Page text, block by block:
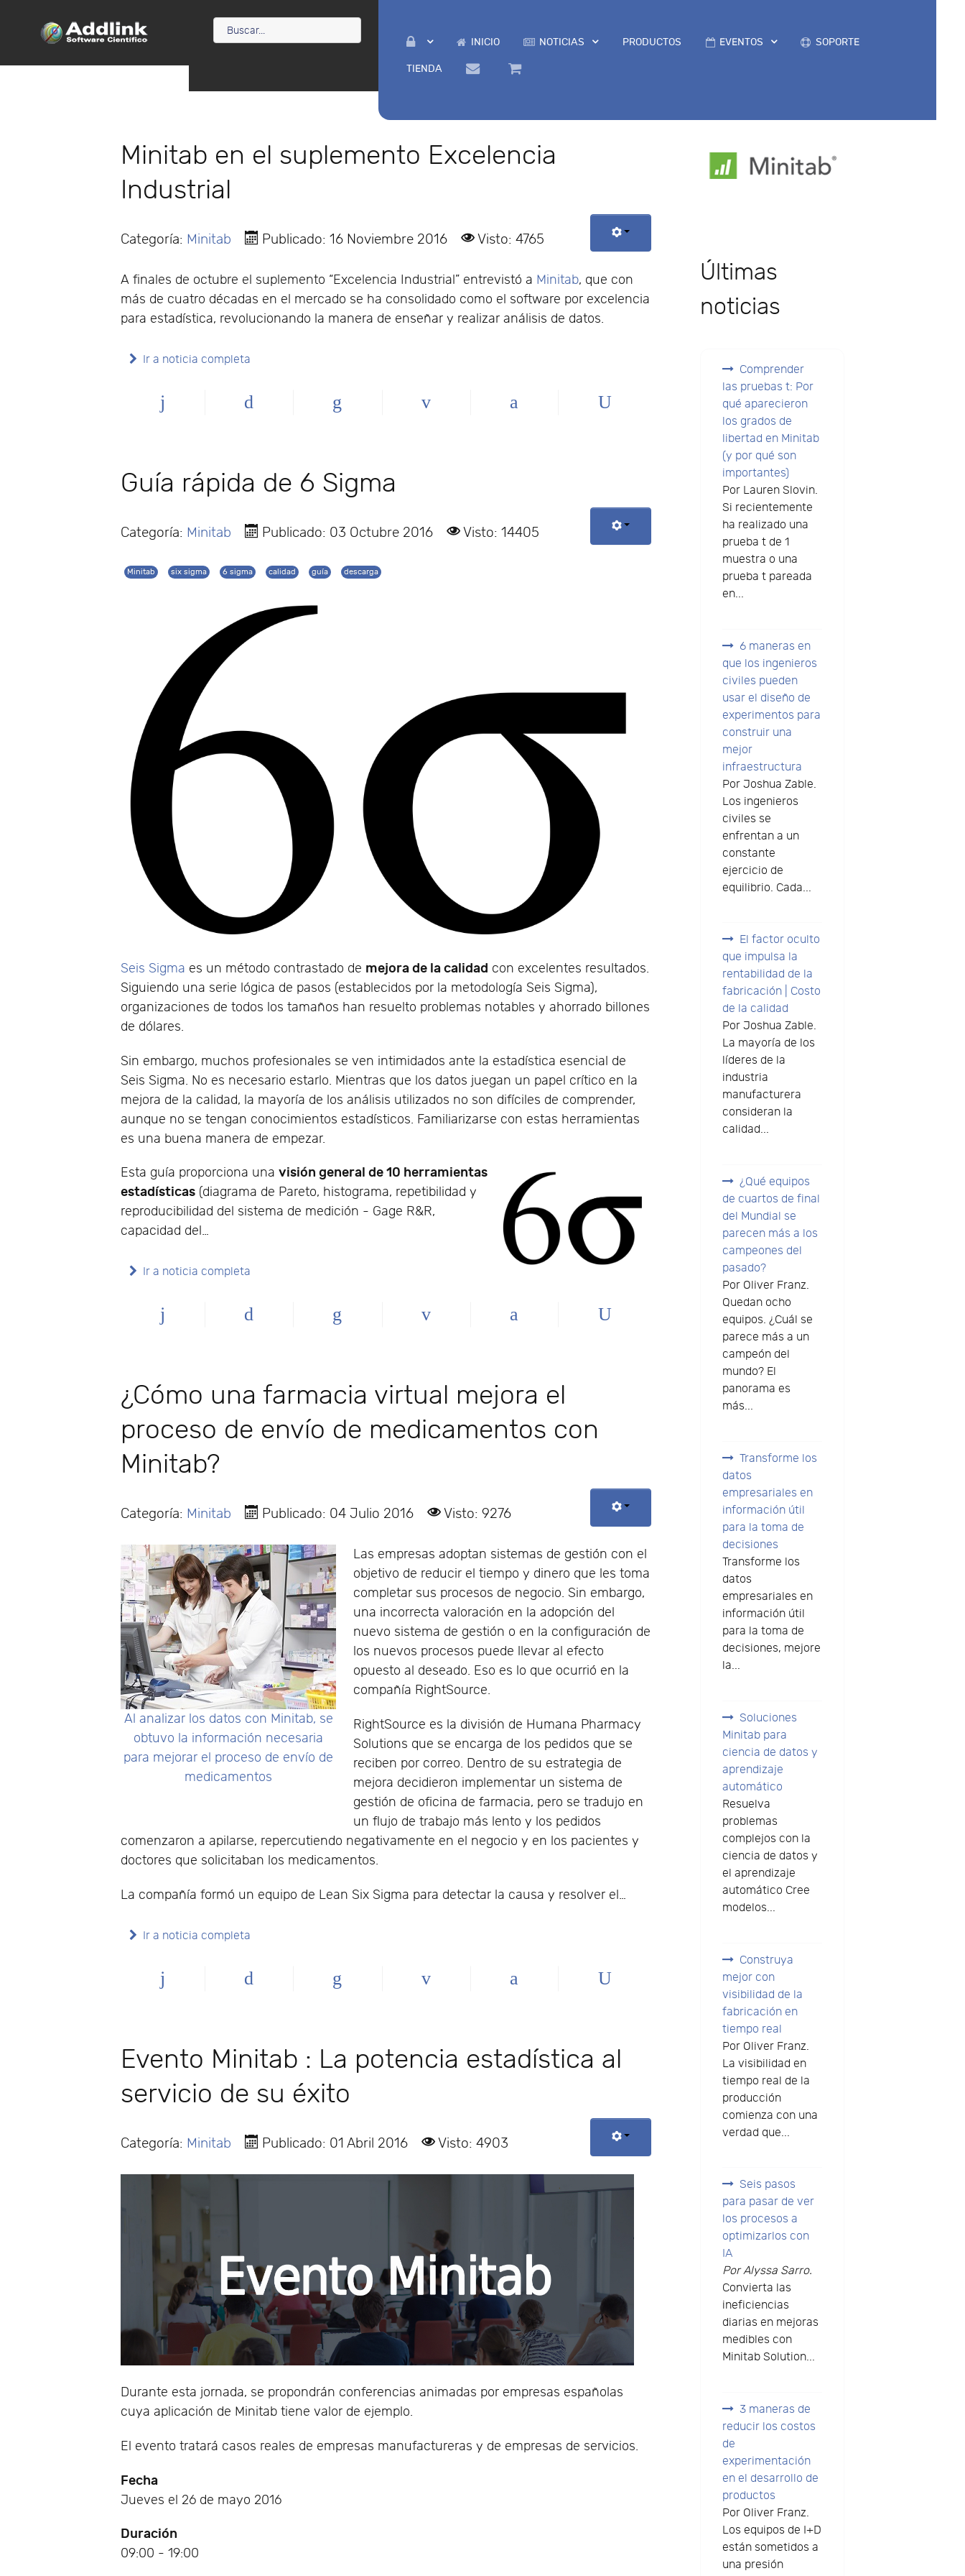
INICIO NOTICIAS PRODUCTOS EVENTOS SOPORTE
TIENDA
Minitab en el suplemento Excelencia
Industrial
Categoría: Minitab Publicado: 16 Noviembre 2016 Visto: 4765
A finales de octubre el suplemento “Excelencia Industrial” entrevistó a Minitab, que con
más de cuatro décadas en el mercado se ha consolidado como el software por excelencia
para estadística, revolucionando la manera de enseñar y realizar análisis de datos.
Ir a noticia completa
Guía rápida de 6 Sigma
Categoría: Minitab Publicado: 03 Octubre 2016 Visto: 14405
Minitab six sigma 6 sigma calidad guía descarga
Seis Sigma es un método contrastado de mejora de la calidad con excelentes resultados.
Siguiendo una serie lógica de pasos (establecidos por la metodología Seis Sigma),
organizaciones de todos los tamaños han resuelto problemas notables y ahorrado billones
de dólares.
Sin embargo, muchos profesionales se ven intimidados ante la estadística esencial de
Seis Sigma. No es necesario estarlo. Mientras que los datos juegan un papel crítico en la
mejora de la calidad, la mayoría de los análisis utilizados no son difíciles de comprender,
aunque no se tengan conocimientos estadísticos. Familiarizarse con estas herramientas
es una buena manera de empezar.
Esta guía proporciona unavisión general de 10 herramientas
estadísticas (diagrama de Pareto, histograma, repetibilidad y
reproducibilidad del sistema de medición - Gage R&R,
capacidad del…
Ir a noticia completa
¿Cómo una farmacia virtual mejora el
proceso de envío de medicamentos con
Minitab?
Categoría: Minitab Publicado: 04 Julio 2016 Visto: 9276
Al analizar los datos con Minitab, se
obtuvo la información necesaria
para mejorar el proceso de envío de
medicamentos
Las empresas adoptan sistemas de gestión con el
objetivo de reducir el tiempo y dinero que les toma
completar sus procesos de negocio. Sin embargo,
una incorrecta valoración en la adopción del
nuevo sistema de gestión o en la configuración de
los nuevos procesos puede llevar al efecto
opuesto al deseado. Eso es lo que ocurrió en la
compañía RightSource.
RightSource es la división de Humana Pharmacy
Solutions que se encarga de los pedidos que se
reciben por correo. Dentro de su estrategia de
mejora decidieron implementar un sistema de
gestión de oficina de farmacia, pero se tradujo en
un flujo de trabajo más lento y los pedidos
comenzaron a apilarse, repercutiendo negativamente en el negocio y en los pacientes y
doctores que solicitaban los medicamentos.
La compañía formó un equipo de Lean Six Sigma para detectar la causa y resolver el…
Ir a noticia completa
Evento Minitab : La potencia estadística al
servicio de su éxito
Categoría: Minitab Publicado: 01 Abril 2016 Visto: 4903
Durante esta jornada, se propondrán conferencias animadas por empresas españolas
cuya aplicación de Minitab tiene valor de ejemplo.
El evento tratará casos reales de empresas manufactureras y de empresas de servicios.
Fecha
Jueves el 26 de mayo 2016
Duración
09:00 - 19:00
Últimas
noticias
Comprender
las pruebas t: Por
qué aparecieron
los grados de
libertad en Minitab
(y por qué son
importantes)
Por Lauren Slovin.
Si recientemente
ha realizado una
prueba t de 1
muestra o una
prueba t pareada
en...
6 maneras en
que los ingenieros
civiles pueden
usar el diseño de
experimentos para
construir una
mejor
infraestructura
Por Joshua Zable.
Los ingenieros
civiles se
enfrentan a un
constante
ejercicio de
equilibrio. Cada...
El factor oculto
que impulsa la
rentabilidad de la
fabricación | Costo
de la calidad
Por Joshua Zable.
La mayoría de los
líderes de la
industria
manufacturera
consideran la
calidad...
¿Qué equipos
de cuartos de final
del Mundial se
parecen más a los
campeones del
pasado?
Por Oliver Franz.
Quedan ocho
equipos. ¿Cuál se
parece más a un
campeón del
mundo? El
panorama es
más...
Transforme los
datos
empresariales en
información útil
para la toma de
decisiones
Transforme los
datos
empresariales en
información útil
para la toma de
decisiones, mejore
la...
Soluciones
Minitab para
ciencia de datos y
aprendizaje
automático
Resuelva
problemas
complejos con la
ciencia de datos y
el aprendizaje
automático Cree
modelos...
Construya
mejor con
visibilidad de la
fabricación en
tiempo real
Por Oliver Franz.
La visibilidad en
tiempo real de la
producción
comienza con una
verdad que...
Seis pasos
para pasar de ver
los procesos a
optimizarlos con
IA
Por Alyssa Sarro.
Convierta las
ineficiencias
diarias en mejoras
medibles con
Minitab Solution...
3 maneras de
reducir los costos
de
experimentación
en el desarrollo de
productos
Por Oliver Franz.
Los equipos de I+D
están sometidos a
una presión